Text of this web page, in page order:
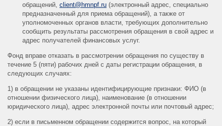
обращений, client@hmnpf.ru (электронный адрес, специально
предназначенный для приема обращений), а также от
уполномоченных органов власти, требующих дополнительно
сообщить результаты рассмотрения обращения в свой адрес и
адрес получателей финансовых услуг.
Фонд вправе отказать в рассмотрении обращения по существу в
течение 5 (пяти) рабочих дней с даты регистрации обращения, в
следующих случаях:
1) в обращении не указаны идентифицирующие признаки: ФИО (в
отношении физического лица), наименование (в отношении
юридического лица), адрес электронной почты или почтовый адрес;
2) если в письменном обращении содержится вопрос, на который